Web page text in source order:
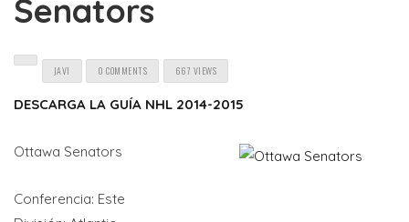
Senators
JAVI 0 COMMENTS 667 VIEWS
DESCARGA LA GUÍA NHL 2014-2015
Ottawa Senators
Conferencia: Este